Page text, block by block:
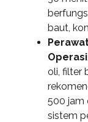
baut,
oli, filter
500 jam
sistem